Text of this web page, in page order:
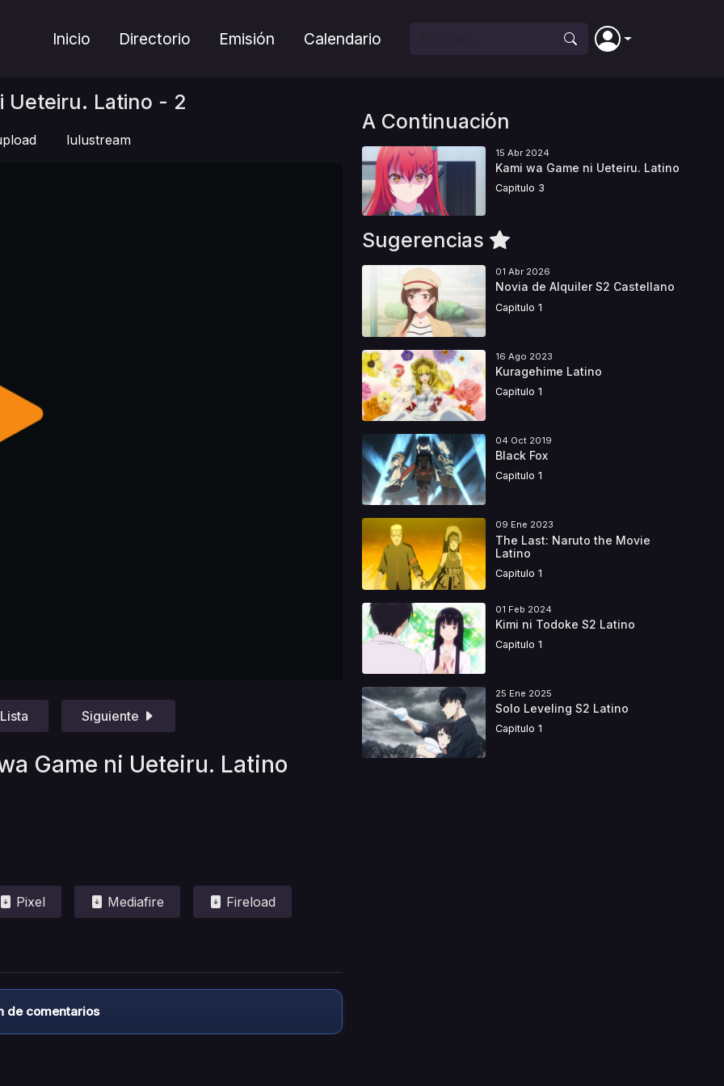
Inicio Directorio Emisión Calendario
Ueteiru. Latino - 2
lulustream
Lista Siguiente
Game ni Ueteiru. Latino
Pixel Mediafire Fireload
de comentarios
A Continuación
15 Abr 2024
Kami wa Game ni Ueteiru. Latino
Capitulo 3
Sugerencias
01 Abr 2026
Novia de Alquiler S2 Castellano
Capitulo 1
16 Ago 2023
Kuragehime Latino
Capitulo 1
04 Oct 2019
Black Fox
Capitulo 1
09 Ene 2023
The Last: Naruto the Movie
Latino
Capitulo 1
01 Feb 2024
Kimi ni Todoke S2 Latino
Capitulo 1
25 Ene 2025
Solo Leveling S2 Latino
Capitulo 1